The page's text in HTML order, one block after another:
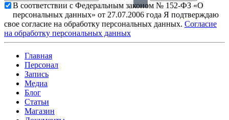
В соответствии с Федеральным законом № 152-ФЗ «О
персональных данных» от 27.07.2006 года Я подтверждаю
свое согласие на обработку персональных данных. Согласие
на обработку персональных данных
Главная
Персонал
Запись
Медиа
Блог
Статьи
Магазин